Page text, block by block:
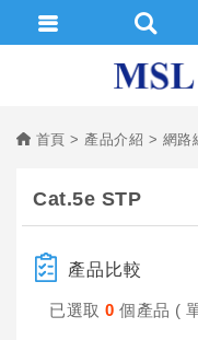
首頁 產品介紹 網路
Cat.5e STP
產品比較
已選取 0個產品 (